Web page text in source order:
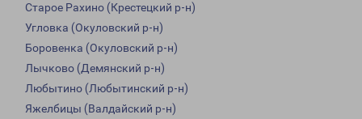
Старое Рахино (Крестецкий р-н)
Угловка (Окуловский р-н)
Боровенка (Окуловский р-н)
Лычково (Демянский р-н)
Любытино (Любытинский р-н)
Яжелбицы (Валдайский р-н)